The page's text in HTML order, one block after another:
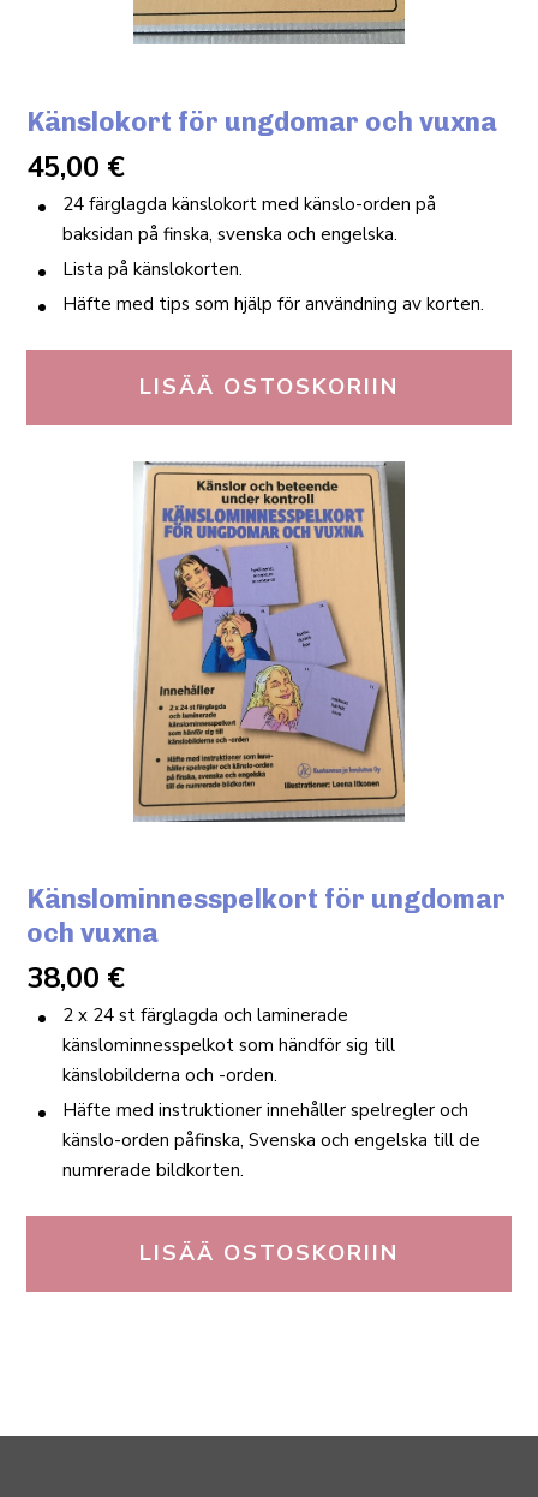
Känslokort för ungdomar och vuxna
45,00 €
24 färglagda känslokort med känslo-orden på
baksidan på finska, svenska och engelska.
Lista på känslokorten.
Häfte med tips som hjälp för användning av korten.
LISÄÄ OSTOSKORIIN
Känslominnesspelkort för ungdomar
och vuxna
38,00 €
2 x 24 st färglagda och laminerade
känslominnesspelkot som händför sig till
känslobilderna och -orden.
Häfte med instruktioner innehåller spelregler och
känslo-orden påfinska, Svenska och engelska till de
numrerade bildkorten.
LISÄÄ OSTOSKORIIN